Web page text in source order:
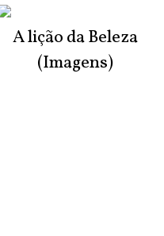
A lição da Beleza
(Imagens)